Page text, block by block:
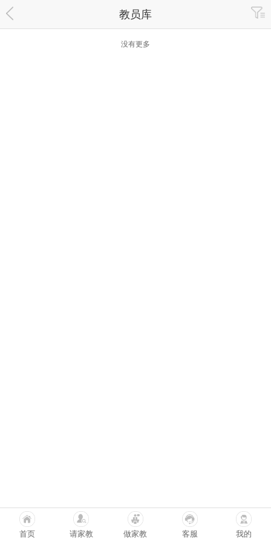
教员库
没有更多
首页 请家教 做家教 客服 我的